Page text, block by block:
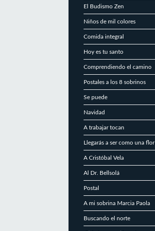
El Budismo Zen
Niños de mil colores
Comida integral
Hoy es tu santo
Comprendiendo el camino
Postales a los 8 sobrinos
Se puede
Navidad
A trabajar tocan
Llegarás a ser como una flor
A Cristóbal Vela
Al Dr. Bellsolá
Postal
A mi sobrina Marcia Paola
Buscando el norte